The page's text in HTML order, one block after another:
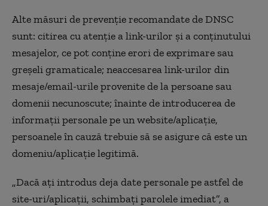
Alte măsuri de prevenție recomandate de DNSC
sunt: citirea cu atenţie a link-urilor şi a conţinutului
mesajelor, ce pot conţine erori de exprimare sau
greşeli gramaticale; neaccesarea link-urilor din
mesaje/email-urile provenite de la persoane sau
domenii necunoscute; înainte de introducerea de
informaţii personale pe un website/aplicaţie,
persoanele în cauză trebuie să se asigure că este un
domeniu/aplicaţie legitimă.
„Dacă aţi introdus deja date personale pe astfel de
site-uri/aplicaţii, schimbaţi parolele imediat”, a